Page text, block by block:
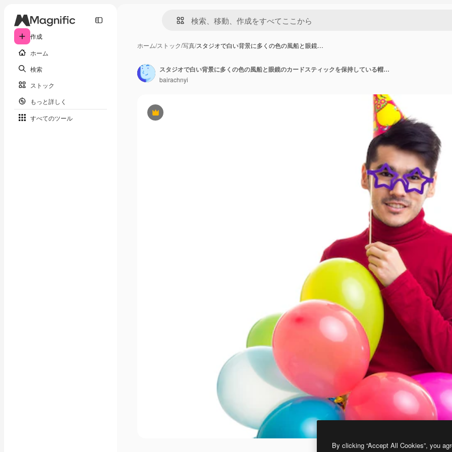
作成
ホーム
検索
ストック
もっと詳しく
すべてのツール
ホーム/ストック/写真/スタジオで白い背景に多くの色の風船と眼鏡…
Premium
スタジオで白い背景に多くの色の風船と眼鏡のカードスティックを保持している帽子を祝う赤いシャツの若いハンサムな男
bairachnyi
By clicking “Accept All Cookies”, you